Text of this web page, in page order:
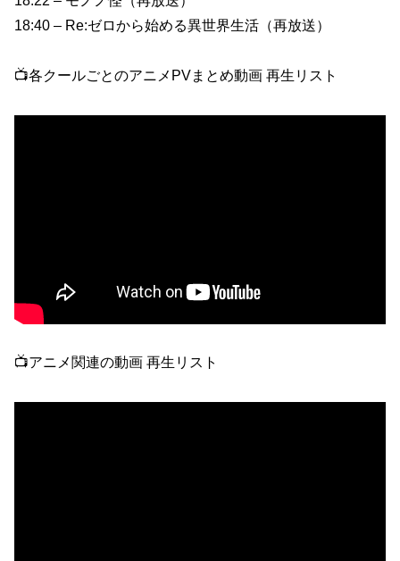
18:40 – Re:ゼロから始める異世界生活（再放送）
📺各クールごとのアニメPVまとめ動画 再生リスト
📺アニメ関連の動画 再生リスト